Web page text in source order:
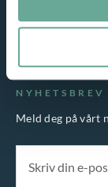
NYHETSBREV
Meld deg på vårt